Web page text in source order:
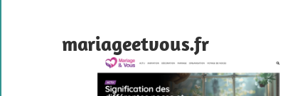
mariageetvous.fr